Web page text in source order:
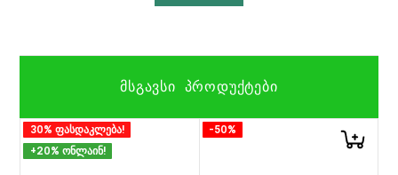
ᲛᲡᲒᲐᲕᲡᲘ ᲞᲠᲝᲓᲣᲥᲢᲔᲑᲘ
30% ფასდაკლება!
+20% ონლაინ!
-50%